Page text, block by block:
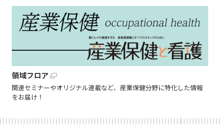
領域フロア
関連セミナーやオリジナル連載など、産業保健分野に特化した情報
をお届け！